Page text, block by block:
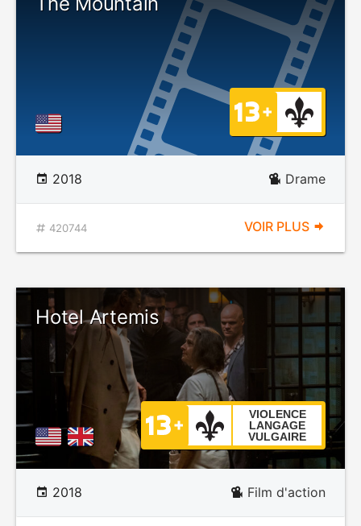
2018 Drame
420744 VOIR PLUS
Hotel Artemis
VIOLENCE
LANGAGE
VULGAIRE
2018 Film d'action